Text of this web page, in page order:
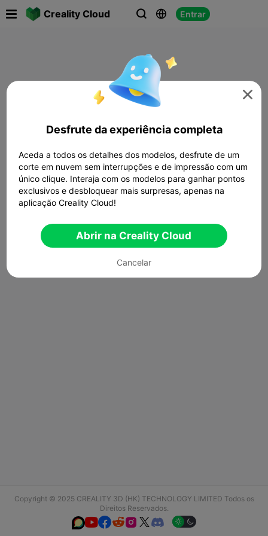
Creality Cloud   Entrar
Copyright © 2025 CREALITY 3D (HK) TECHNOLOGY LIMITED Todos os
Direitos Reservados.
  

Desfrute da experiência completa
Aceda a todos os detalhes dos modelos, desfrute de um
corte em nuvem sem interrupções e de impressão com um
único clique. Interaja com os modelos para ganhar pontos
exclusivos e desbloquear mais surpresas, apenas na
aplicação Creality Cloud!
Abrir na Creality Cloud
Cancelar